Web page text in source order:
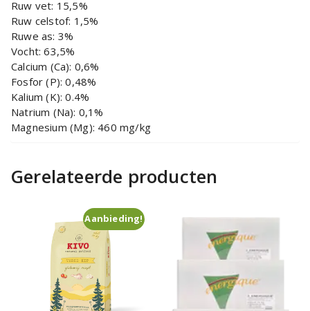
Ruw vet: 15,5%
Ruw celstof: 1,5%
Ruwe as: 3%
Vocht: 63,5%
Calcium (Ca): 0,6%
Fosfor (P): 0,48%
Kalium (K): 0.4%
Natrium (Na): 0,1%
Magnesium (Mg): 460 mg/kg
Gerelateerde producten
Aanbieding!